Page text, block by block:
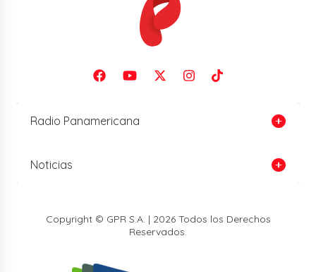
Radio Panamericana
Noticias
Copyright © GPR S.A. | 2026 Todos los Derechos
Reservados.